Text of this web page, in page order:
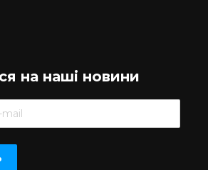
на наші новини